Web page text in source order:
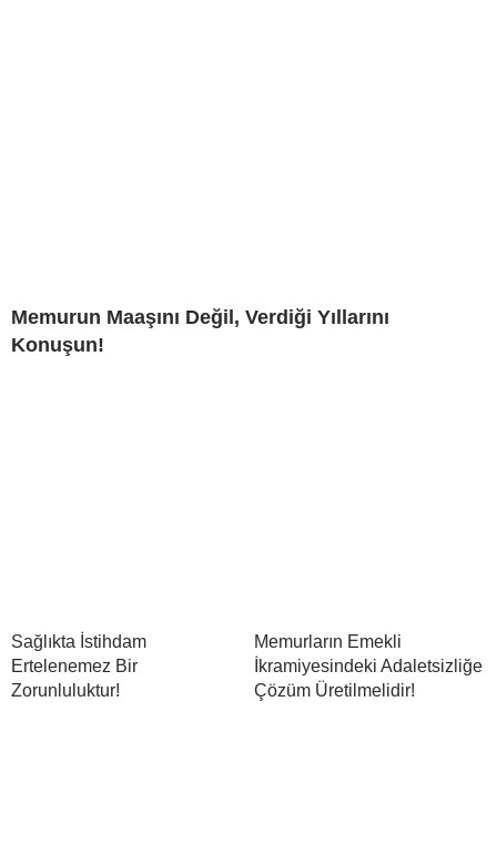
Memurun Maaşını Değil, Verdiği Yıllarını
Konuşun!
Sağlıkta İstihdam
Ertelenemez Bir
Zorunluluktur!
Memurların Emekli
İkramiyesindeki Adaletsizliğe
Çözüm Üretilmelidir!